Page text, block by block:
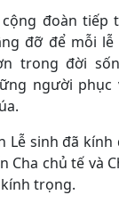
đoàn tiếp
đỡ để mỗi lễ
trong đời
người phục
Lễ sinh đã
Cha chủ tế và
trọng.